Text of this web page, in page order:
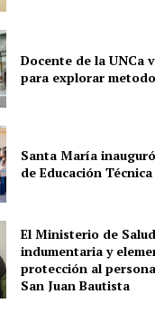
Docente de la UNCa
para explorar
Santa María
de Educación
El Ministerio de
indumentaria y
protección al
San Juan Bautista